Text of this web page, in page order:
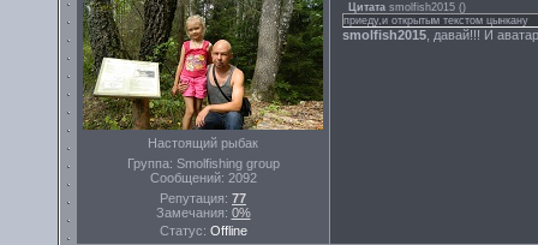
Настоящий рыбак
Группа: Smolfishing group
Сообщений: 2092
Репутация: 77
Замечания: 0%
Статус: Offline
Цитата smolfish2015 ()
приеду,и открытым текстом цынкану
smolfish2015 , давай!!! И